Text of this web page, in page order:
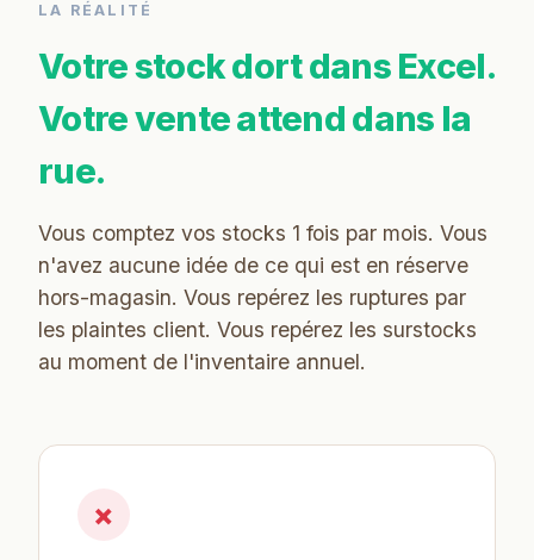
LA RÉALITÉ
Votre stock dort dans Excel.
Votre vente attend dans la
rue.
Vous comptez vos stocks 1 fois par mois. Vous
n'avez aucune idée de ce qui est en réserve
hors-magasin. Vous repérez les ruptures par
les plaintes client. Vous repérez les surstocks
au moment de l'inventaire annuel.
×